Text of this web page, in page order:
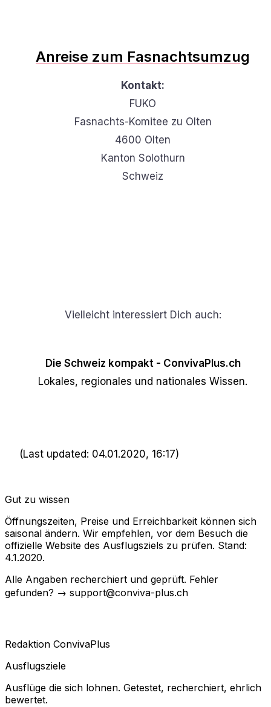
Anreise zum Fasnachtsumzug
Kontakt:
FUKO
Fasnachts-Komitee zu Olten
4600 Olten
Kanton Solothurn
Schweiz
Vielleicht interessiert Dich auch:
Die Schweiz kompakt - ConvivaPlus.ch
Lokales, regionales und nationales Wissen.
(Last updated: 04.01.2020, 16:17)
Gut zu wissen
Öffnungszeiten, Preise und Erreichbarkeit können sich
saisonal ändern. Wir empfehlen, vor dem Besuch die
offizielle Website des Ausflugsziels zu prüfen. Stand:
4.1.2020.
Alle Angaben recherchiert und geprüft. Fehler
gefunden? → support@conviva-plus.ch
Redaktion ConvivaPlus
Ausflugsziele
Ausflüge die sich lohnen. Getestet, recherchiert, ehrlich
bewertet.